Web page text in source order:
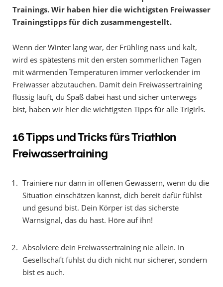
Trainings. Wir haben hier die wichtigsten Freiwasser
Trainingstipps für dich zusammengestellt.
Wenn der Winter lang war, der Frühling nass und kalt,
wird es spätestens mit den ersten sommerlichen Tagen
mit wärmenden Temperaturen immer verlockender im
Freiwasser abzutauchen. Damit dein Freiwassertraining
flüssig läuft, du Spaß dabei hast und sicher unterwegs
bist, haben wir hier die wichtigsten Tipps für alle Trigirls.
16 Tipps und Tricks fürs Triathlon
Freiwassertraining
Trainiere nur dann in offenen Gewässern, wenn du die
Situation einschätzen kannst, dich bereit dafür fühlst
und gesund bist. Dein Körper ist das sicherste
Warnsignal, das du hast. Höre auf ihn!
Absolviere dein Freiwassertraining nie allein. In
Gesellschaft fühlst du dich nicht nur sicherer, sondern
bist es auch.